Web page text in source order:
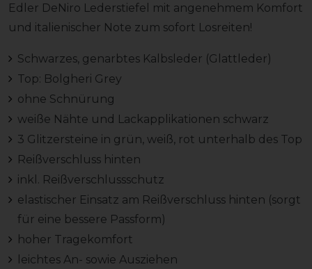
Edler DeNiro Lederstiefel mit angenehmem Komfort
und italienischer Note zum sofort Losreiten!
Schwarzes, genarbtes Kalbsleder (Glattleder)
Top: Bolgheri Grey
ohne Schnürung
weiße Nähte und Lackapplikationen schwarz
3 Glitzersteine in grün, weiß, rot unterhalb des Top
Reißverschluss hinten
inkl. Reißverschlussschutz
elastischer Einsatz am Reißverschluss hinten (sorgt
für eine bessere Passform)
hoher Tragekomfort
leichtes An- sowie Ausziehen